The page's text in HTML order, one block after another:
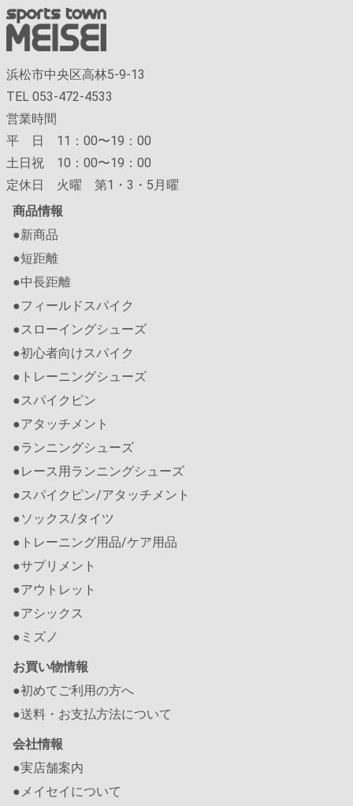
浜松市中央区高林5-9-13
TEL 053-472-4533
営業時間
平 日 11：00〜19：00
土日祝 10：00〜19：00
定休日 火曜 第1・3・5月曜
商品情報
●新商品
●短距離
●中長距離
●フィールドスパイク
●スローイングシューズ
●初心者向けスパイク
●トレーニングシューズ
●スパイクピン
●アタッチメント
●ランニングシューズ
●レース用ランニングシューズ
●スパイクピン/アタッチメント
●ソックス/タイツ
●トレーニング用品/ケア用品
●サプリメント
●アウトレット
●アシックス
●ミズノ
お買い物情報
●初めてご利用の方へ
●送料・お支払方法について
会社情報
●実店舗案内
●メイセイについて